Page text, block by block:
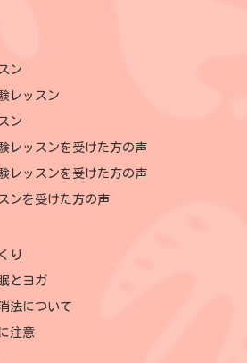
ン
レッスン
ン
レッスンを受けた方の声
レッスンを受けた方の声
ンを受けた方の声
り
とヨガ
法について
注意